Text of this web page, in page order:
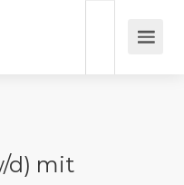
d) mit